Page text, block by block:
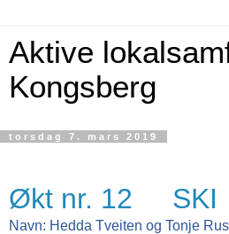
Aktive
Kongsberg
torsdag 7. mars 2019
Økt nr. 12 SKI
Navn: Hedda Tveiten og Tonje